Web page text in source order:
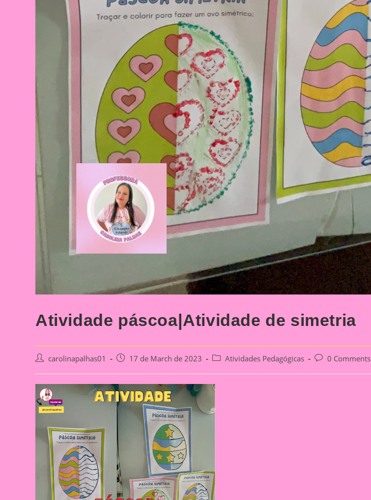
Atividade páscoa|Atividade de simetria
Post carolinapalhas01
Post 17 de March de 2023
PostAtividades Pedagógicas
Post0 Comments